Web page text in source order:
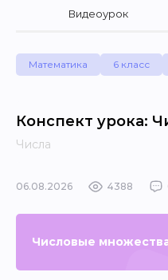
Видеоурок
Математика 6 класс
Конспект урока:
Числа
06.08.2026 4388
Числовые